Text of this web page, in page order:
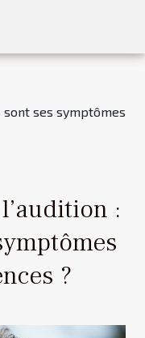
sont ses symptômes
:
?